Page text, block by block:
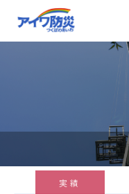
実績